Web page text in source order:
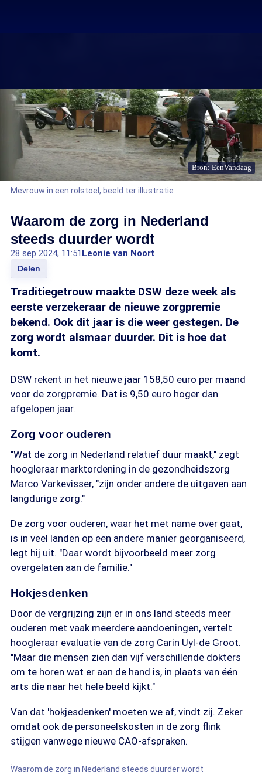
Bron: EenVandaag
Mevrouw in een rolstoel, beeld ter illustratie
Waarom de zorg in Nederland
steeds duurder wordt
28 sep 2024, 11:51 Leonie van Noort
Delen
Traditiegetrouw maakte DSW deze week als
eerste verzekeraar de nieuwe zorgpremie
bekend. Ook dit jaar is die weer gestegen. De
zorg wordt alsmaar duurder. Dit is hoe dat
komt.
DSW rekent in het nieuwe jaar 158,50 euro per maand
voor de zorgpremie. Dat is 9,50 euro hoger dan
afgelopen jaar.
Zorg voor ouderen
"Wat de zorg in Nederland relatief duur maakt," zegt
hoogleraar marktordening in de gezondheidszorg
Marco Varkevisser, "zijn onder andere de uitgaven aan
langdurige zorg."
De zorg voor ouderen, waar het met name over gaat,
is in veel landen op een andere manier georganiseerd,
legt hij uit. "Daar wordt bijvoorbeeld meer zorg
overgelaten aan de familie."
Hokjesdenken
Door de vergrijzing zijn er in ons land steeds meer
ouderen met vaak meerdere aandoeningen, vertelt
hoogleraar evaluatie van de zorg Carin Uyl-de Groot.
"Maar die mensen zien dan vijf verschillende dokters
om te horen wat er aan de hand is, in plaats van één
arts die naar het hele beeld kijkt."
Van dat 'hokjesdenken' moeten we af, vindt zij. Zeker
omdat ook de personeelskosten in de zorg flink
stijgen vanwege nieuwe CAO-afspraken.
Waarom de zorg in Nederland steeds duurder wordt